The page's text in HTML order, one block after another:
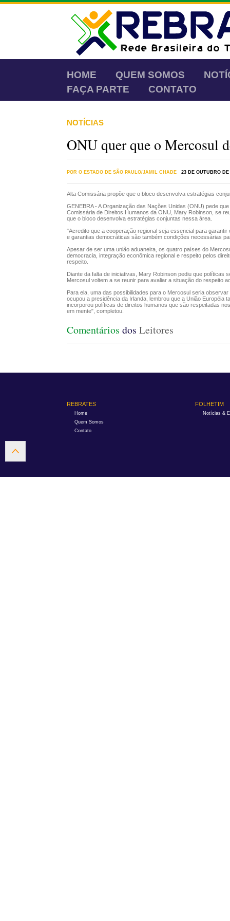
HOME QUEM SOMOS
FAÇA PARTE
CONTATO
NOTÍCIAS
ONU quer que o Mercosul
POR O ESTADO DE SÃO PAULO/JAMIL CHADE 23 DE OUTUBRO DE
Alta Comissária propõe que o bloco desenvolva estratégias
GENEBRA - A Organização das Nações Unidas (ONU) pede
Comissária de Direitos Humanos da ONU, Mary Robinson, se
que o bloco desenvolva estratégias conjuntas nessa área.
"Acredito que a cooperação regional seja essencial para
e garantias democráticas são também condições necessárias
Apesar de ser uma união aduaneira, os quatro países do
democracia, integração econômica regional e respeito pelos
respeito.
Diante da falta de iniciativas, Mary Robinson pediu que
Mercosul voltem a se reunir para avaliar a situação do respeito
Para ela, uma das possibilidades para o Mercosul seria
ocupou a presidência da Irlanda, lembrou que a União Européia
incorporou políticas de direitos humanos que são respeitadas
em mente", completou.
Comentários dos Leitores
REBRATES
Home
Quem Somos
Contato
FOLHETIM
Notícias &